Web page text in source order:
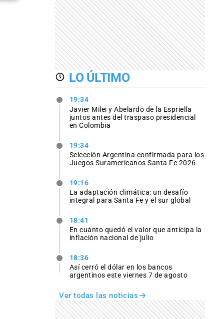
LO ÚLTIMO
19:34
Javier Milei y Abelardo de la Espriella
juntos antes del traspaso presidencial
en Colombia
19:34
Selección Argentina confirmada para los
Juegos Suramericanos Santa Fe 2026
19:16
La adaptación climática: un desafío
integral para Santa Fe y el sur global
18:41
En cuánto quedó el valor que anticipa la
inflación nacional de julio
18:36
Así cerró el dólar en los bancos
argentinos este viernes 7 de agosto
Ver todas las noticias